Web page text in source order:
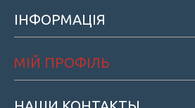
ІНФОРМАЦІЯ
МІЙ ПРОФІЛЬ